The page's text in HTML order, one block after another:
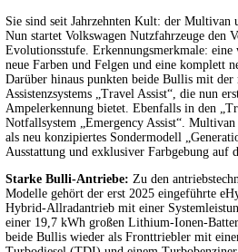
Sie sind seit Jahrzehnten Kult: der Multivan
Nun startet Volkswagen Nutzfahrzeuge den
Evolutionsstufe. Erkennungsmerkmale:
neue Farben und Felgen und eine komplett
Darüber hinaus punkten beide Bullis mit der
Assistenzsystems „Travel Assist“, die nun
Ampelerkennung bietet. Ebenfalls in den
Notfallsystem „Emergency Assist“.
als neu konzipiertes Sondermodell
Ausstattung und exklusiver Farbgebung auf
Starke Bulli-Antriebe: Zu den
Modelle gehört der erst 2025 eingeführte
Hybrid-Allradantrieb mit einer
einer 19,7 kWh großen Lithium-Ionen-
beide Bullis wieder als Fronttriebler mit